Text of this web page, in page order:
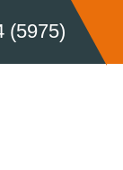
(5975)